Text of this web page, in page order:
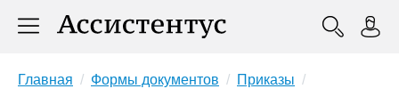
Главная Формы документов Приказы